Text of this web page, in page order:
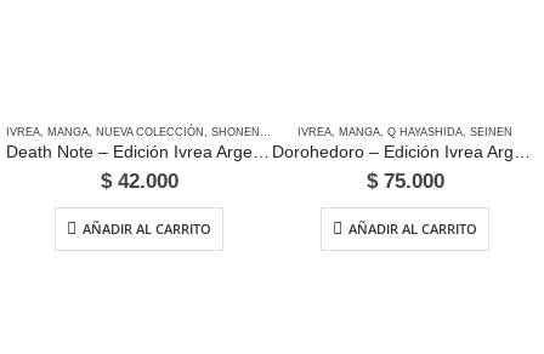
IVREA, MANGA, NUEVA COLECCIÓN , SHONEN , TSUGUMI OBA & TAKESHI OBATA
Death Note – Edición Ivrea Argentina
$42.000
AÑADIR AL CARRITO
IVREA, MANGA, Q HAYASHIDA, SEINEN
Dorohedoro – Edición Ivrea Argentina
$75.000
AÑADIR AL CARRITO